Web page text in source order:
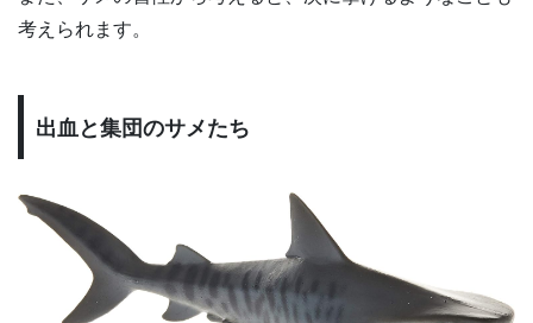
考えられます。
出血と集団のサメたち